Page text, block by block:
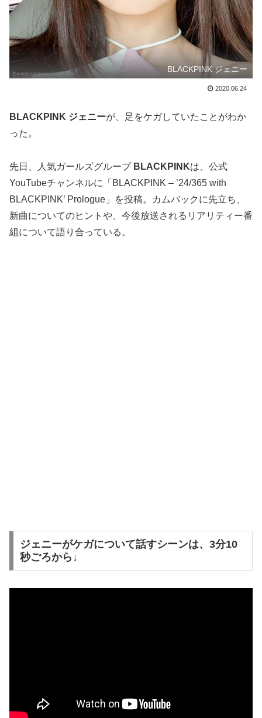
BLACKPINK ジェニー
2020.06.24
BLACKPINK ジェニーが、足をケガしていたことがわか
った。
先日、人気ガールズグループ BLACKPINKは、公式
YouTubeチャンネルに「BLACKPINK – ’24/365 with
BLACKPINK’ Prologue」を投稿。カムバックに先立ち、
新曲についてのヒントや、今後放送されるリアリティー番
組について語り合っている。
ジェニーがケガについて話すシーンは、3分10
秒ごろから↓